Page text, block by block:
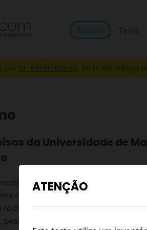
Testes Tipos
por Dr. Kellen Gracey, Ph.D. em ciência
da Universidade de
a discriminação ou o
raça diferente da sua. Apesar
concordam com o que
da Universidade de
ATENÇÃO